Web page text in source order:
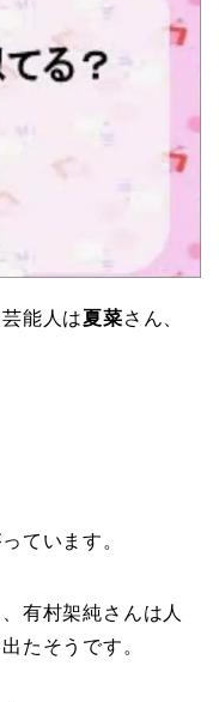
能人は夏菜さん、
ています。
有村架純さんは人
たそうです。